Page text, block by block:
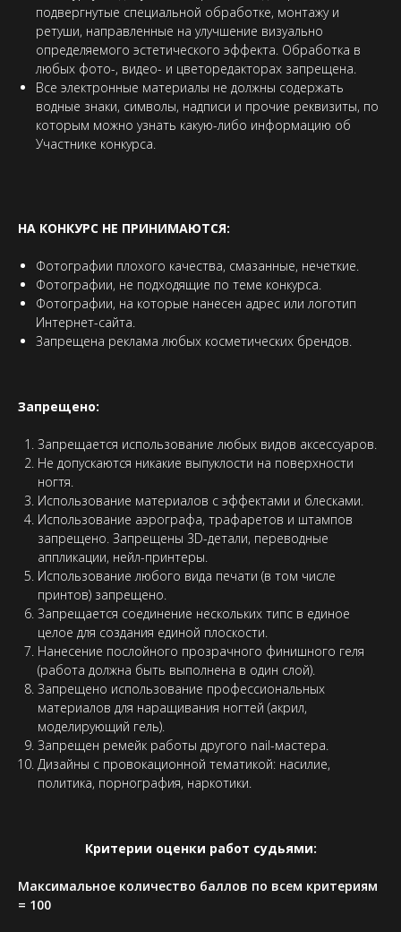
подвергнутые специальной обработке, монтажу и
ретуши, направленные на улучшение визуально
определяемого эстетического эффекта. Обработка в
любых фото-, видео- и цветоредакторах запрещена.
Все электронные материалы не должны содержать
водные знаки, символы, надписи и прочие реквизиты, по
которым можно узнать какую-либо информацию об
Участнике конкурса.
НА КОНКУРС НЕ ПРИНИМАЮТСЯ:
Фотографии плохого качества, смазанные, нечеткие.
Фотографии, не подходящие по теме конкурса.
Фотографии, на которые нанесен адрес или логотип
Интернет-сайта.
Запрещена реклама любых косметических брендов.
Запрещено:
Запрещается использование любых видов аксессуаров.
Не допускаются никакие выпуклости на поверхности
ногтя.
Использование материалов с эффектами и блесками.
Использование аэрографа, трафаретов и штампов
запрещено. Запрещены 3D-детали, переводные
аппликации, нейл-принтеры.
Использование любого вида печати (в том числе
принтов) запрещено.
Запрещается соединение нескольких типс в единое
целое для создания единой плоскости.
Нанесение послойного прозрачного финишного геля
(работа должна быть выполнена в один слой).
Запрещено использование профессиональных
материалов для наращивания ногтей (акрил,
моделирующий гель).
Запрещен ремейк работы другого nail-мастера.
Дизайны с провокационной тематикой: насилие,
политика, порнография, наркотики.
Критерии оценки работ судьями:
Максимальное количество баллов по всем критериям
= 100